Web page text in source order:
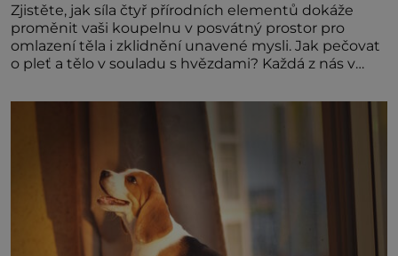
Zjistěte, jak síla čtyř přírodních elementů dokáže
proměnit vaši koupelnu v posvátný prostor pro
omlazení těla i zklidnění unavené mysli. Jak pečovat
o pleť a tělo v souladu s hvězdami? Každá z nás v
naší povaze, ale i v potřebách naší pokožky. Ohnivá
znamení Ženy narozené ve znamení Berana, Lva a
Střelce v sobě nesou žár, odvahu a neutuchající elán.